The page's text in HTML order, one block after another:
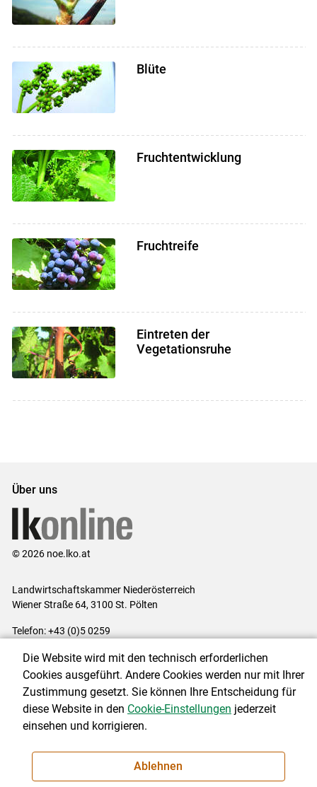
Blüte
Fruchtentwicklung
Fruchtreife
Eintreten der
Vegetationsruhe
Über uns
© 2026 noe.lko.at
Landwirtschaftskammer Niederösterreich
Wiener Straße 64, 3100 St. Pölten
Telefon: +43 (0)5 0259
Impressum|Kontakt|Datenschutzerklärung|Barrierefreiheit|
Cookie-Einstellungen
NEWSLETTER
Die Website wird mit den technisch erforderlichen
Cookies ausgeführt. Andere Cookies werden nur mit Ihrer
Zustimmung gesetzt. Sie können Ihre Entscheidung für
diese Website in den Cookie-Einstellungen jederzeit
einsehen und korrigieren.
Ablehnen